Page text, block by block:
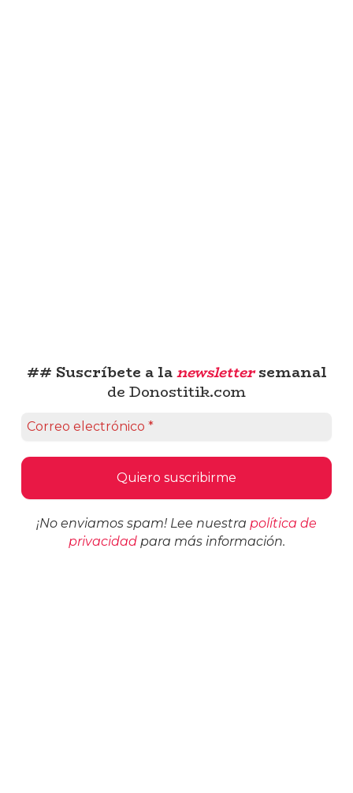
## Suscríbete a lanewslettersemanal
de Donostitik.com
¡No enviamos spam! Lee nuestra política de
privacidadpara más información.